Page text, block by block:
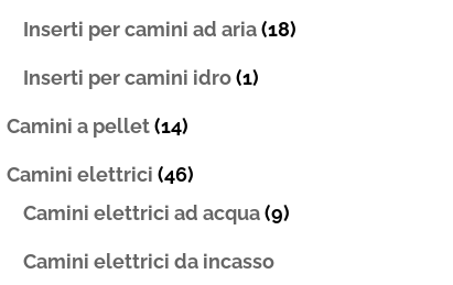
Inserti per camini ad aria (18)
Inserti per camini idro (1)
Camini a pellet (14)
Camini elettrici (46)
Camini elettrici ad acqua (9)
Camini elettrici da incasso